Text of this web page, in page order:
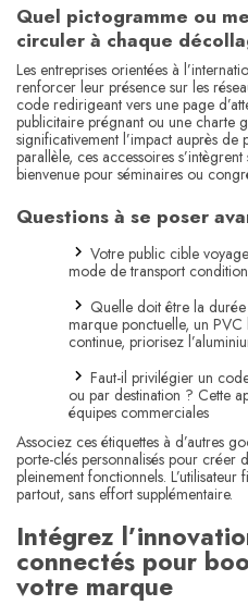
Quel pictogramme ou
circuler à chaque
Les entreprises orientées à
renforcer leur présence sur les
code redirigeant vers une page
publicitaire prégnant ou une charte
significativement l’impact auprès de
parallèle, ces accessoires
bienvenue pour séminaires ou
Questions à se poser
Votre public cible
mode de transport
Quelle doit être la
marque ponctuelle, un
continue, priorisez
Faut-il privilégier un
ou par destination ? Cette
équipes commerciales
Associez ces étiquettes à d’autres
porte-clés personnalisés pour créer
pleinement fonctionnels.
partout, sans effort supplémentaire.
Intégrez
connectés pour
votre marque